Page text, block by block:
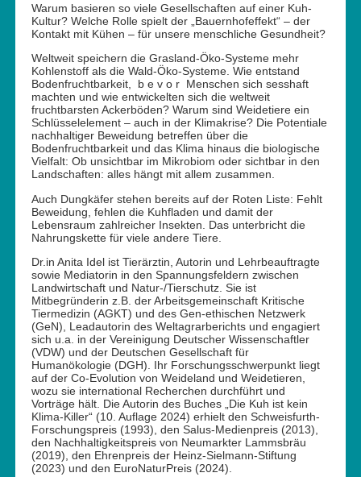
Warum basieren so viele Gesellschaften auf einer Kuh-
Kultur? Welche Rolle spielt der „Bauernhofeffekt“ – der
Kontakt mit Kühen – für unsere menschliche Gesundheit?
Weltweit speichern die Grasland-Öko-Systeme mehr
Kohlenstoff als die Wald-Öko-Systeme. Wie entstand
Bodenfruchtbarkeit, b e v o r Menschen sich sesshaft
machten und wie entwickelten sich die weltweit
fruchtbarsten Ackerböden? Warum sind Weidetiere ein
Schlüsselelement – auch in der Klimakrise? Die Potentiale
nachhaltiger Beweidung betreffen über die
Bodenfruchtbarkeit und das Klima hinaus die biologische
Vielfalt: Ob unsichtbar im Mikrobiom oder sichtbar in den
Landschaften: alles hängt mit allem zusammen.
Auch Dungkäfer stehen bereits auf der Roten Liste: Fehlt
Beweidung, fehlen die Kuhfladen und damit der
Lebensraum zahlreicher Insekten. Das unterbricht die
Nahrungskette für viele andere Tiere.
Dr.in Anita Idel ist Tierärztin, Autorin und Lehrbeauftragte
sowie Mediatorin in den Spannungsfeldern zwischen
Landwirtschaft und Natur-/Tierschutz. Sie ist
Mitbegründerin z.B. der Arbeitsgemeinschaft Kritische
Tiermedizin (AGKT) und des Gen-ethischen Netzwerk
(GeN), Leadautorin des Weltagrarberichts und engagiert
sich u.a. in der Vereinigung Deutscher Wissenschaftler
(VDW) und der Deutschen Gesellschaft für
Humanökologie (DGH). Ihr Forschungsschwerpunkt liegt
auf der Co-Evolution von Weideland und Weidetieren,
wozu sie international Recherchen durchführt und
Vorträge hält. Die Autorin des Buches „Die Kuh ist kein
Klima-Killer“ (10. Auflage 2024) erhielt den Schweisfurth-
Forschungspreis (1993), den Salus-Medienpreis (2013),
den Nachhaltigkeitspreis von Neumarkter Lammsbräu
(2019), den Ehrenpreis der Heinz-Sielmann-Stiftung
(2023) und den EuroNaturPreis (2024).